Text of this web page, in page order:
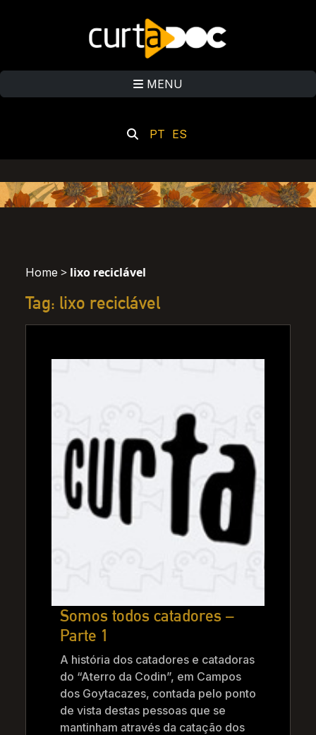
MENU
PT ES
Home > lixo reciclável
Tag: lixo reciclável
Somos todos catadores –
Parte 1
A história dos catadores e catadoras
do “Aterro da Codin”, em Campos
dos Goytacazes, contada pelo ponto
de vista destas pessoas que se
mantinham através da catação dos